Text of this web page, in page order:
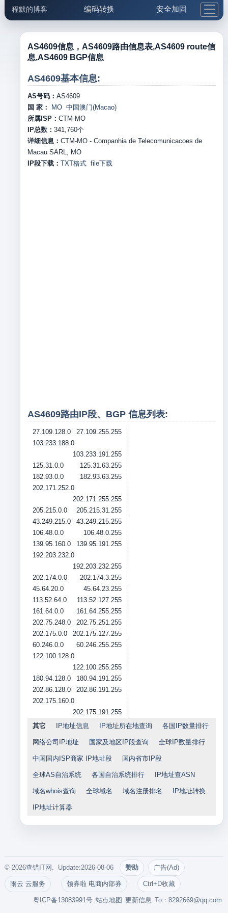
程默的博客 编码转换 安全加固
邮件工具 生活便民 更多工具
5.1支付宝大红包
AS4609信息，AS4609路由信息表,AS4609 route信
息,AS4609 BGP信息
AS4609基本信息:
AS号码： AS4609
国 家：
MO 中国澳门(Macao)
所属ISP： CTM-MO
IP总数： 341,760个
详细信息： CTM-MO - Companhia de Telecomunicacoes de
Macau SARL, MO
IP段下载： TXT格式 file下载
AS4609路由IP段、BGP 信息列表:
27.109.128.0
27.109.255.255
103.233.188.0
103.233.191.255
125.31.0.0
125.31.63.255
182.93.0.0
182.93.63.255
202.171.252.0
202.171.255.255
205.215.0.0
205.215.31.255
43.249.215.0
43.249.215.255
106.48.0.0
106.48.0.255
139.95.160.0
139.95.191.255
192.203.232.0
192.203.232.255
202.174.0.0
202.174.3.255
45.64.20.0
45.64.23.255
113.52.64.0
113.52.127.255
161.64.0.0
161.64.255.255
202.75.248.0
202.75.251.255
202.175.0.0
202.175.127.255
60.246.0.0
60.246.255.255
122.100.128.0
122.100.255.255
180.94.128.0
180.94.191.255
202.86.128.0
202.86.191.255
202.175.160.0
202.175.191.255
其它
IP地址信息 IP地址所在地查询 各国IP数量排行
网络公司IP地址 国家及地区IP段查询 全球IP数量排行
中国国内ISP商家 IP地址段 国内省市IP段
全球AS自治系统 各国自治系统排行 IP地址查ASN
域名whois查询 全球域名 域名注册排名 IP地址转换
IP地址计算器
© 2026查错IT网. Update:2026-08-06 赞助 广告(Ad)
雨云 云服务 领券啦 电商内部券 Ctrl+D收藏
To：8292669@qq.com
更新信息
站点地图
粤ICP备13083991号